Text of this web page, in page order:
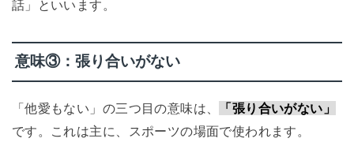
話」といいます。
意味③：張り合いがない
「他愛もない」の三つ目の意味は、
「張り合いがない」
です。これは主に、スポーツの場面で使われます。